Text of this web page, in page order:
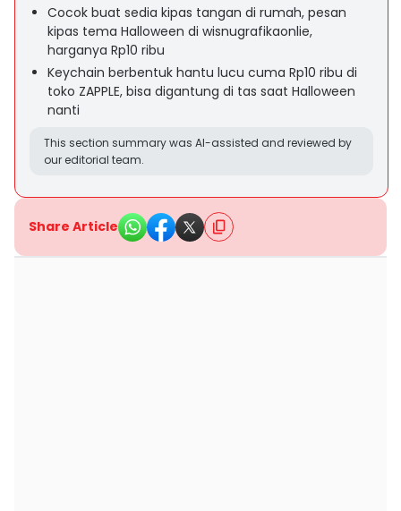
Cocok buat sedia kipas tangan di rumah, pesan
kipas tema Halloween di wisnugrafikaonlie,
harganya Rp10 ribu
Keychain berbentuk hantu lucu cuma Rp10 ribu di
toko ZAPPLE, bisa digantung di tas saat Halloween
nanti
This section summary was AI-assisted and reviewed by
our editorial team.
Share Article